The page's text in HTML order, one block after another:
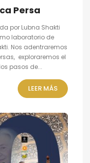
Persa
por Lubna Shakti
laboratorio de
Nos adentraremos
exploraremos el
pasos de...
LEER MÁS